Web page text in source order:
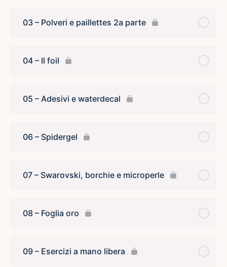
03 – Polveri e paillettes 2a parte
04 – Il foil
05 – Adesivi e waterdecal
06 – Spidergel
07 – Swarovski, borchie e microperle
08 – Foglia oro
09 – Esercizi a mano libera